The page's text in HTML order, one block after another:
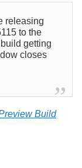
releasing
to the
getting
closes
Build